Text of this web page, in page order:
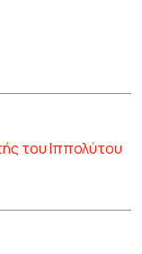
του Ιππολύτου